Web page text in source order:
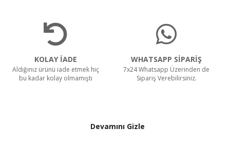
KOLAY İADE
Aldığınız ürünü iade etmek hiç
bu kadar kolay olmamıştı
WHATSAPP SİPARİŞ
7x24 Whatsapp Üzerinden de
Sipariş Verebilirsiniz.
Devamını Gizle